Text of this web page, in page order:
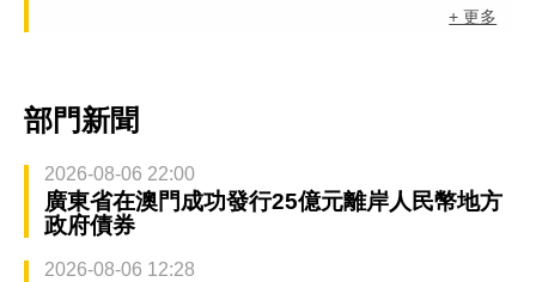
+ 更多
部門新聞
2026-08-06 22:00
廣東省在澳門成功發行25億元離岸人民幣地方
政府債券
2026-08-06 12:28